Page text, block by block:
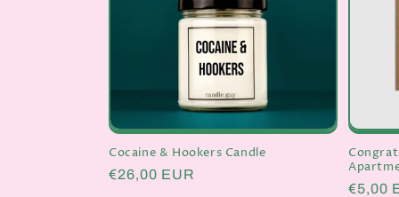
Cocaine & Hookers Candle
Normaler
€26,00 EUR
€5,00